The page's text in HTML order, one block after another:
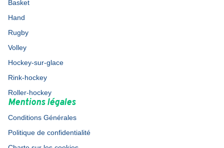
Basket
Hand
Rugby
Volley
Hockey-sur-glace
Rink-hockey
Roller-hockey
Mentions légales
Conditions Générales
Politique de confidentialité